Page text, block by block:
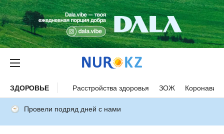
ЗДОРОВЬЕ Расстройства здоровья ЗОЖ
Провели подряд дней с нами